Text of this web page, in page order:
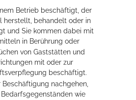
Betrieb beschäftigt, der
herstellt, behandelt oder in
und Sie kommen dabei mit
in Berührung oder
von Gaststätten und
mit oder zur
beschäftigt.
Beschäftigung nachgehen,
wie